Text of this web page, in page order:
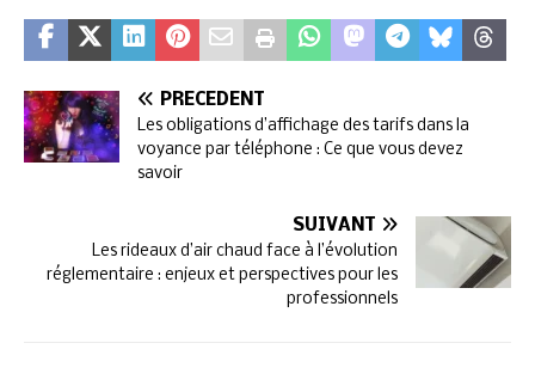
PRÉCÉDENT
Les obligations d’affichage des tarifs dans la
voyance par téléphone : Ce que vous devez
savoir
SUIVANT
Les rideaux d’air chaud face à l’évolution
réglementaire : enjeux et perspectives pour les
professionnels